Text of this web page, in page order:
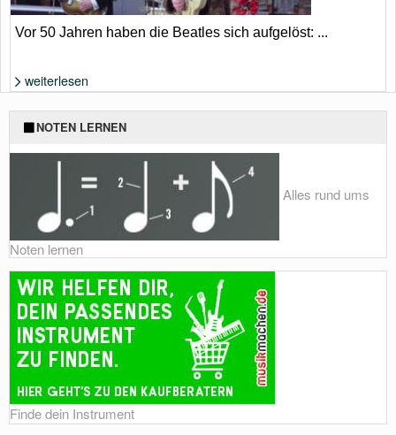
Foto: extrahiert aus YouTube-Video
Vor 50 Jahren haben die Beatles sich aufgelöst: ...
weiterlesen
NOTEN LERNEN
Alles rund ums
Noten lernen
Finde dein Instrument